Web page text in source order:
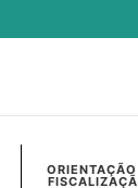
ORIENTAÇÃO